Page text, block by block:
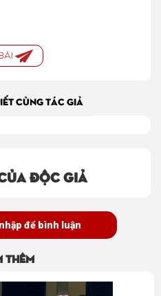
CÙNG TÁC GIẢ
độc giả
để bình luận
thêm